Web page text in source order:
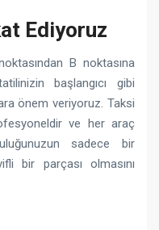
Ediyoruz
B noktasına
başlangıcı gibi
önem veriyoruz. Taksi
ve her araç
sadece bir
bir parçası olmasını